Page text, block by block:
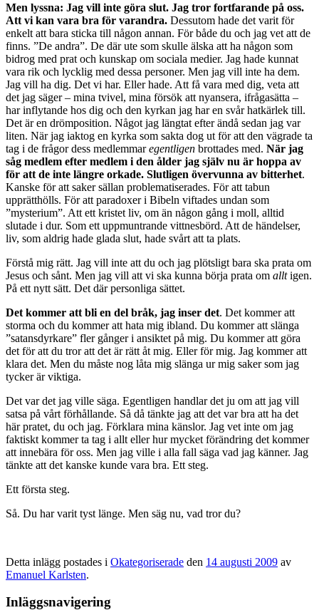
Men lyssna: Jag vill inte göra slut. Jag tror fortfarande på oss.
Att vi kan vara bra för varandra. Dessutom hade det varit för
enkelt att bara sticka till någon annan. För både du och jag vet att de
finns. ”De andra”. De där ute som skulle älska att ha någon som
bidrog med prat och kunskap om sociala medier. Jag hade kunnat
vara rik och lycklig med dessa personer. Men jag vill inte ha dem.
Jag vill ha dig. Det vi har. Eller hade. Att få vara med dig, veta att
det jag säger – mina tvivel, mina försök att nyansera, ifrågasätta –
har inflytande hos dig och den kyrkan jag har en svår hatkärlek till.
Det är en drömposition. Något jag längtat efter ändå sedan jag var
liten. När jag iaktog en kyrka som sakta dog ut för att den vägrade ta
tag i de frågor dess medlemmaregentligen brottades med. När jag
såg medlem efter medlem i den ålder jag själv nu är hoppa av
för att de inte längre orkade. Slutligen övervunna av bitterhet.
Kanske för att saker sällan problematiserades. För att tabun
upprätthölls. För att paradoxer i Bibeln viftades undan som
”mysterium”. Att ett kristet liv, om än någon gång i moll, alltid
slutade i dur. Som ett uppmuntrande vittnesbörd. Att de händelser,
liv, som aldrig hade glada slut, hade svårt att ta plats.
Förstå mig rätt. Jag vill inte att du och jag plötsligt bara ska prata om
Jesus och sånt. Men jag vill att vi ska kunna börja prata om alltigen.
På ett nytt sätt. Det där personliga sättet.
Det kommer att bli en del bråk, jag inser det. Det kommer att
storma och du kommer att hata mig ibland. Du kommer att slänga
”satansdyrkare” fler gånger i ansiktet på mig. Du kommer att göra
det för att du tror att det är rätt åt mig. Eller för mig. Jag kommer att
klara det. Men du måste nog låta mig slänga ur mig saker som jag
tycker är viktiga.
Det var det jag ville säga. Egentligen handlar det ju om att jag vill
satsa på vårt förhållande. Så då tänkte jag att det var bra att ha det
här pratet, du och jag. Förklara mina känslor. Jag vet inte om jag
faktiskt kommer ta tag i allt eller hur mycket förändring det kommer
att innebära för oss. Men jag ville i alla fall säga vad jag känner. Jag
tänkte att det kanske kunde vara bra. Ett steg.
Ett första steg.
Så. Du har varit tyst länge. Men säg nu, vad tror du?
Detta inlägg postades i Okategoriserade den 14 augusti 2009 av
Emanuel Karlsten.
Inläggsnavigering